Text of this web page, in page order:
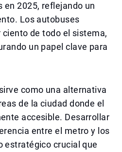
en 2025, reflejando un
Los autobuses
de todo el sistema,
un papel clave para
como una alternativa
de la ciudad donde el
accesible. Desarrollar
entre el metro y los
estratégico crucial que